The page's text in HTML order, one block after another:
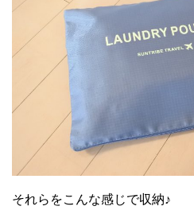
それらをこんな感じで収納♪